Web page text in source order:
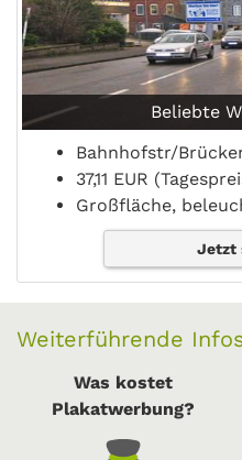
Beliebte
Bahnhofstr/
37,11 EUR
Großfläche,
Jetzt
Weiterführende
Was kostet
Plakatwerbung?